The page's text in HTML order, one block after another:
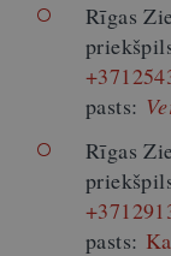
Rīgas
pasts:
Rīgas
pasts: